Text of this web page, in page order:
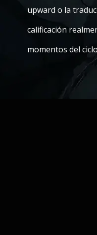
upward o la
calificación
momentos del